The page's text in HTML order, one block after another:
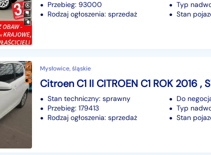
Przebieg: 93000
Rodzaj ogłoszenia: sprzedaż
Typ
Stan
Mysłowice, śląskie
Stan techniczny: sprawny
Przebieg: 179413
Rodzaj ogłoszenia: sprzedaż
Do
Typ
Stan